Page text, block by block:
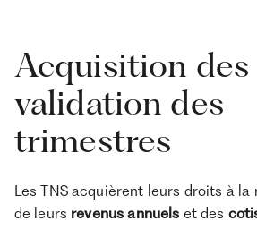
Acquisition
validation des
trimestres
Les TNS acquièrent leurs droits à
de leurs revenus annuels et des